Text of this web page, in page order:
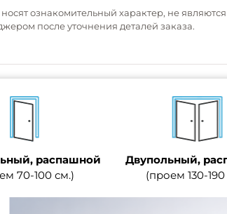
ознакомительный характер, не
после уточнения деталей заказа.
распашной
70-100 см.)
Двупольный,
(проем 130-